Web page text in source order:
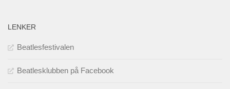
LENKER
Beatlesfestivalen
Beatlesklubben på Facebook